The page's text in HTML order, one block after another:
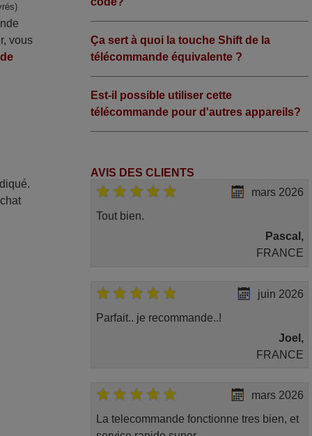
vous
Ça sert à quoi la touche Shift de la
télécommande équivalente ?
Est-il possible utiliser cette
télécommande pour d'autres appareils?
AVIS DES CLIENTS
mars 2026
Tout bien.
Pascal,
FRANCE
juin 2026
Parfait.. je recommande..!
Joel,
FRANCE
mars 2026
La telecommande fonctionne tres bien, et